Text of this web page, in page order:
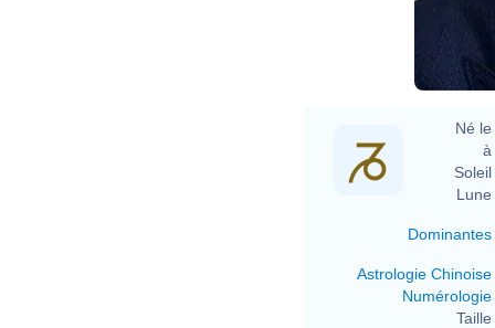
Né le
à
Soleil
Lune
Dominantes
Astrologie Chinoise
Numérologie
Taille